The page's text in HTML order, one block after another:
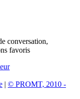
conversation,
favoris
| © PROMT, 2010 -